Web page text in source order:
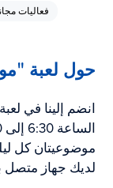
فعاليات
حول لعبة
انضم إلينا في
موضوعيتان كل
لديك جهاز متصل